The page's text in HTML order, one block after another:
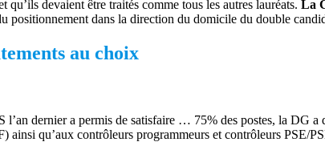
devaient être traités comme tous les autres lauréats. La
positionnement dans la direction du domicile du double
au choix
dernier a permis de satisfaire … 75% des postes, la DG a
qu’aux contrôleurs programmeurs et contrôleurs PSE/